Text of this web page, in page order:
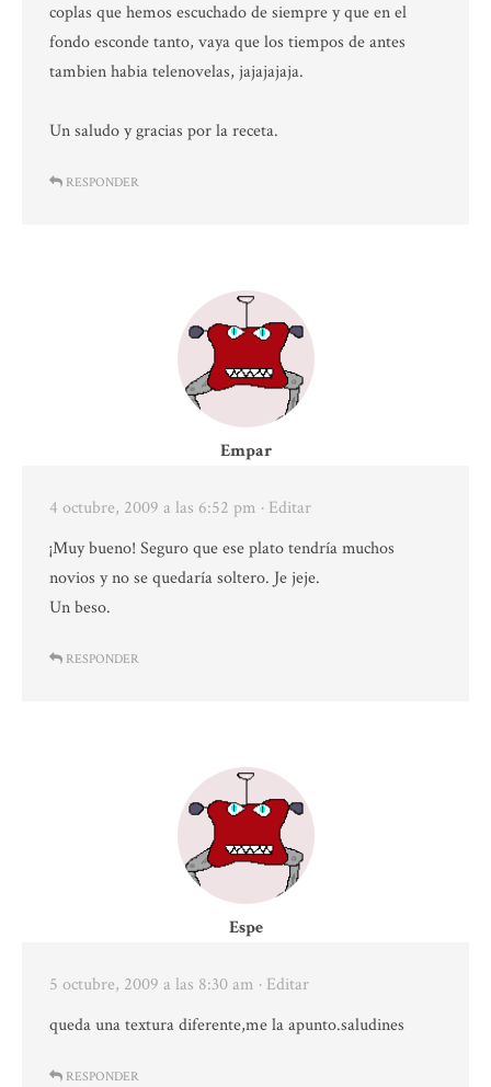
coplas que hemos escuchado de siempre y que en el
fondo esconde tanto, vaya que los tiempos de antes
tambien habia telenovelas, jajajajaja.
Un saludo y gracias por la receta.
RESPONDER
Empar
4 octubre, 2009 a las 6:52 pm · Editar
¡Muy bueno! Seguro que ese plato tendría muchos
novios y no se quedaría soltero. Je jeje.
Un beso.
RESPONDER
Espe
5 octubre, 2009 a las 8:30 am · Editar
queda una textura diferente,me la apunto.saludines
RESPONDER